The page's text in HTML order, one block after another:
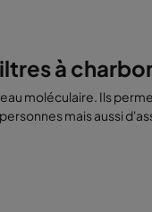
à
moléculaire. Ils
mais aussi